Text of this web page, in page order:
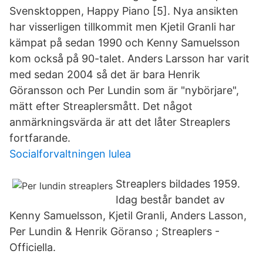
Svensktoppen, Happy Piano [5]. Nya ansikten
har visserligen tillkommit men Kjetil Granli har
kämpat på sedan 1990 och Kenny Samuelsson
kom också på 90-talet. Anders Larsson har varit
med sedan 2004 så det är bara Henrik
Göransson och Per Lundin som är "nybörjare",
mätt efter Streaplersmått. Det något
anmärkningsvärda är att det låter Streaplers
fortfarande.
Socialforvaltningen lulea
Streaplers bildades 1959.
Idag består bandet av
Kenny Samuelsson, Kjetil Granli, Anders Lasson,
Per Lundin & Henrik Göranso ; Streaplers -
Officiella.